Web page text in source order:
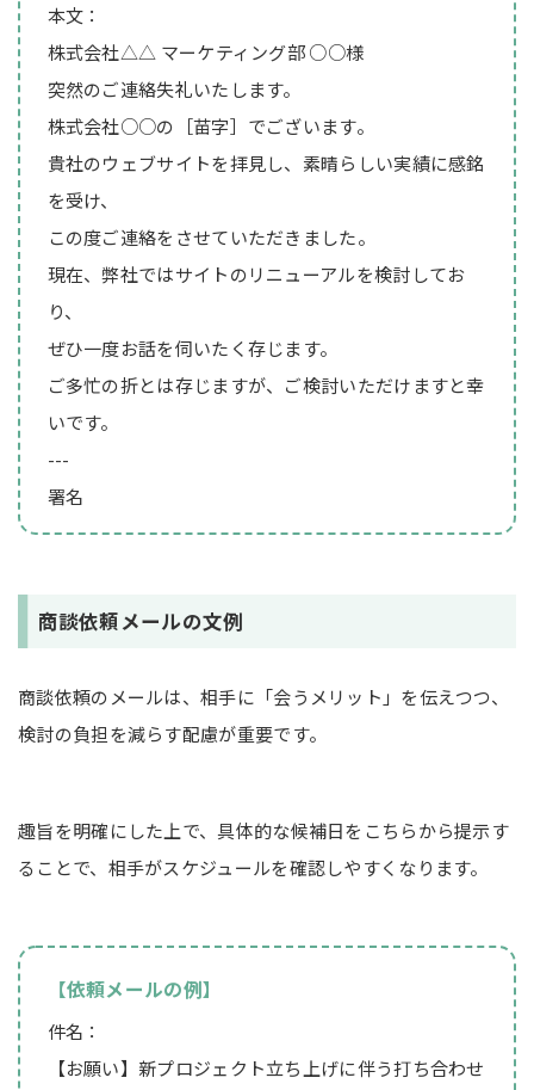
本文：
株式会社△△ マーケティング部 ○○様
突然のご連絡失礼いたします。
株式会社○○の［苗字］でございます。
貴社のウェブサイトを拝見し、素晴らしい実績に感銘
を受け、
この度ご連絡をさせていただきました。
現在、弊社ではサイトのリニューアルを検討してお
り、
ぜひ一度お話を伺いたく存じます。
ご多忙の折とは存じますが、ご検討いただけますと幸
いです。
---
署名
商談依頼メールの文例
商談依頼のメールは、相手に「会うメリット」を伝えつつ、
検討の負担を減らす配慮が重要です。
趣旨を明確にした上で、具体的な候補日をこちらから提示す
ることで、相手がスケジュールを確認しやすくなります。
【依頼メールの例】
件名：
【お願い】新プロジェクト立ち上げに伴う打ち合わせ